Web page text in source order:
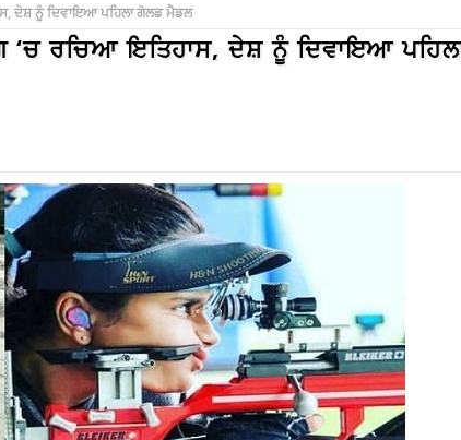
ਦੇਸ਼ ਨੂੰ ਦਿਵਾਇਆ ਪਹਿਲਾ ਗੋਲਡ ਮੈਡਲ
ਰਚਿਆ ਇਤਿਹਾਸ, ਦੇਸ਼ ਨੂੰ ਦਿਵਾਇਆ